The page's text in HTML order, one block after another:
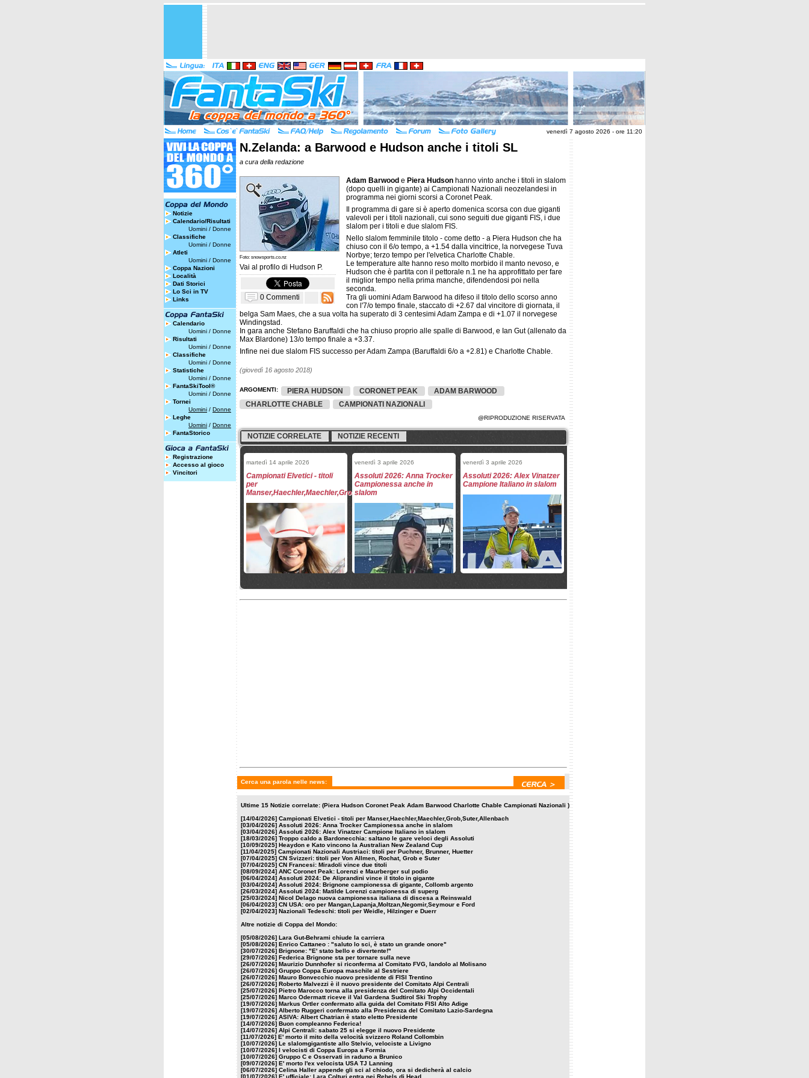
venerdì 7 agosto 2026 - ore 11:20
Notizie
Calendario/Risultati
Uomini / Donne
Classifiche
Uomini / Donne
Atleti
Uomini / Donne
Coppa Nazioni
Località
Dati Storici
Lo Sci in TV
Links
Calendario
Uomini / Donne
Risultati
Uomini / Donne
Classifiche
Uomini / Donne
Statistiche
Uomini / Donne
FantaSkiTool®
Uomini / Donne
Tornei
Uomini / Donne
Leghe
Uomini / Donne
FantaStorico
Registrazione
Accesso al gioco
Vincitori
N.Zelanda: a Barwood e Hudson anche i titoli SL
a cura della redazione
Foto: snowsports.co.nz
Vai al profilo di Hudson P.
0 Commenti
Adam Barwood e Piera Hudson hanno vinto anche i titoli in slalom
(dopo quelli in gigante) ai Campionati Nazionali neozelandesi in
programma nei giorni scorsi a Coronet Peak.
Il programma di gare si è aperto domenica scorsa con due giganti
valevoli per i titoli nazionali, cui sono seguiti due giganti FIS, i due
slalom per i titoli e due slalom FIS.
Nello slalom femminile titolo - come detto - a Piera Hudson che ha
chiuso con il 6/o tempo, a +1.54 dalla vincitrice, la norvegese Tuva
Norbye; terzo tempo per l'elvetica Charlotte Chable.
Le temperature alte hanno reso molto morbido il manto nevoso, e
Hudson che è partita con il pettorale n.1 ne ha approfittato per fare
il miglior tempo nella prima manche, difendendosi poi nella
seconda.
Tra gli uomini Adam Barwood ha difeso il titolo dello scorso anno
con l'7/o tempo finale, staccato di +2.67 dal vincitore di giornata, il
belga Sam Maes, che a sua volta ha superato di 3 centesimi Adam Zampa e di +1.07 il norvegese
Windingstad.
In gara anche Stefano Baruffaldi che ha chiuso proprio alle spalle di Barwood, e Ian Gut (allenato da
Max Blardone) 13/o tempo finale a +3.37.
Infine nei due slalom FIS successo per Adam Zampa (Baruffaldi 6/o a +2.81) e Charlotte Chable.
(giovedì 16 agosto 2018)
ARGOMENTI: PIERA HUDSON CORONET PEAK
ADAM BARWOOD
CHARLOTTE CHABLE
CAMPIONATI NAZIONALI
@RIPRODUZIONE RISERVATA
NOTIZIE CORRELATE NOTIZIE RECENTI
martedì 14 aprile 2026
Campionati Elvetici - titoli
per
Manser,Haechler,Maechler,Grob,Suter,Allenbach
venerdì 3 aprile 2026
Assoluti 2026: Anna Trocker
Campionessa anche in
slalom
venerdì 3 aprile 2026
Assoluti 2026: Alex Vinatzer
Campione Italiano in slalom
Cerca una parola nelle news:
Ultime 15 Notizie correlate: (Piera Hudson Coronet Peak Adam Barwood Charlotte Chable Campionati Nazionali )
[14/04/2026] Campionati Elvetici - titoli per Manser,Haechler,Maechler,Grob,Suter,Allenbach
[03/04/2026] Assoluti 2026: Anna Trocker Campionessa anche in slalom
[03/04/2026] Assoluti 2026: Alex Vinatzer Campione Italiano in slalom
[18/03/2026] Troppo caldo a Bardonecchia: saltano le gare veloci degli Assoluti
[10/09/2025] Heaydon e Kato vincono la Australian New Zealand Cup
[11/04/2025] Campionati Nazionali Austriaci: titoli per Puchner, Brunner, Huetter
[07/04/2025] CN Svizzeri: titoli per Von Allmen, Rochat, Grob e Suter
[07/04/2025] CN Francesi: Miradoli vince due titoli
[08/09/2024] ANC Coronet Peak: Lorenzi e Maurberger sul podio
[06/04/2024] Assoluti 2024: De Aliprandini vince il titolo in gigante
[03/04/2024] Assoluti 2024: Brignone campionessa di gigante, Collomb argento
[26/03/2024] Assoluti 2024: Matilde Lorenzi campionessa di superg
[25/03/2024] Nicol Delago nuova campionessa italiana di discesa a Reinswald
[06/04/2023] CN USA: oro per Mangan,Lapanja,Moltzan,Negomir,Seymour e Ford
[02/04/2023] Nazionali Tedeschi: titoli per Weidle, Hilzinger e Duerr
Altre notizie di Coppa del Mondo:
[05/08/2026] Lara Gut-Behrami chiude la carriera
[05/08/2026] Enrico Cattaneo : "saluto lo sci, è stato un grande onore"
[30/07/2026] Brignone: "E' stato bello e divertente!"
[29/07/2026] Federica Brignone sta per tornare sulla neve
[26/07/2026] Maurizio Dunnhofer si riconferma al Comitato FVG, Iandolo al Molisano
[26/07/2026] Gruppo Coppa Europa maschile al Sestriere
[26/07/2026] Mauro Bonvecchio nuovo presidente di FISI Trentino
[26/07/2026] Roberto Malvezzi è il nuovo presidente del Comitato Alpi Centrali
[25/07/2026] Pietro Marocco torna alla presidenza del Comitato Alpi Occidentali
[25/07/2026] Marco Odermatt riceve il Val Gardena Sudtirol Ski Trophy
[19/07/2026] Markus Ortler confermato alla guida del Comitato FISI Alto Adige
[19/07/2026] Alberto Ruggeri confermato alla Presidenza del Comitato Lazio-Sardegna
[19/07/2026] ASIVA: Albert Chatrian è stato eletto Presidente
[14/07/2026] Buon compleanno Federica!
[14/07/2026] Alpi Centrali: sabato 25 si elegge il nuovo Presidente
[11/07/2026] E' morto il mito della velocità svizzero Roland Collombin
[10/07/2026] Le slalomgigantiste allo Stelvio, velociste a Livigno
[10/07/2026] I velocisti di Coppa Europa a Formia
[10/07/2026] Gruppo C e Osservati in raduno a Brunico
[09/07/2026] E' morto l'ex velocista USA TJ Lanning
[06/07/2026] Celina Haller appende gli sci al chiodo, ora si dedicherà al calcio
[01/07/2026] E' ufficiale: Lara Colturi entra nei Rebels di Head